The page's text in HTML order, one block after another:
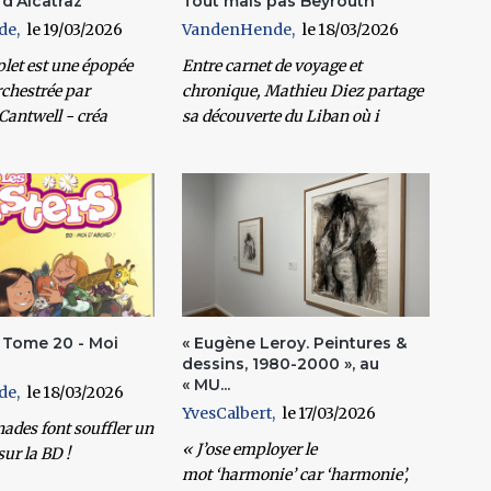
19/03/2026
est une épopée
par
- créa
VandenHende
18/03/2026
Entre carnet de voyage et
chronique, Mathieu Diez partage
sa découverte du Liban où i
20 - Moi
18/03/2026
font souffler un
la BD !
« Eugène Leroy. Peintures &
dessins, 1980-2000 », au
« MU...
YvesCalbert
17/03/2026
« J’ose employer le
mot ‘harmonie’ car ‘harmonie’,